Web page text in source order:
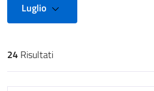
Luglio
Risultati di
24 Risultati